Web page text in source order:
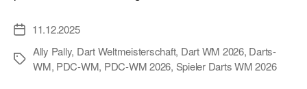
Veröffentlichungsdatum
11.12.2025
Schlagwörter
Ally Pally, Dart Weltmeisterschaft, Dart WM 2026, Darts-
WM, PDC-WM, PDC-WM 2026, Spieler Darts WM 2026